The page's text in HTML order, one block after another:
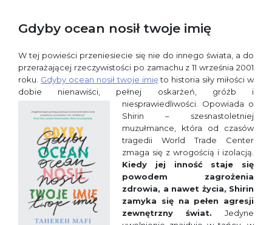
Gdyby ocean nosił twoje imię
W tej powieści przeniesiecie się nie do innego świata, a do
przerażającej rzeczywistości po zamachu z 11 września 2001
roku. Gdyby ocean nosił twoje imię to historia siły miłości w
dobie nienawiści, pełnej oskarżeń, gróźb i
niesprawiedliwości. Opowiada o
Shirin – szesnastoletniej
muzułmance, która od czasów
tragedii World Trade Center
zmaga się z wrogością i izolacją.
Kiedy jej inność staje się
powodem zagrożenia
zdrowia, a nawet życia, Shirin
zamyka się na pełen agresji
zewnętrzny świat. Jedyne